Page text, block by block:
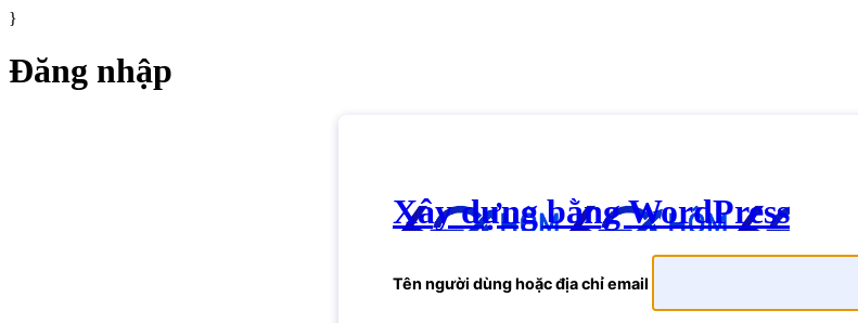
}
Đăng nhập
Xây dựng bằng WordPress
Tên người dùng hoặc địa chỉ email